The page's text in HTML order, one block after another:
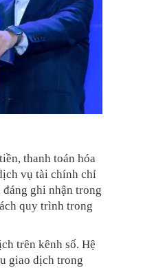
thanh toán hóa
vụ tài chính chỉ
ghi nhận trong
quy trình trong
trên kênh số. Hệ
giao dịch trong